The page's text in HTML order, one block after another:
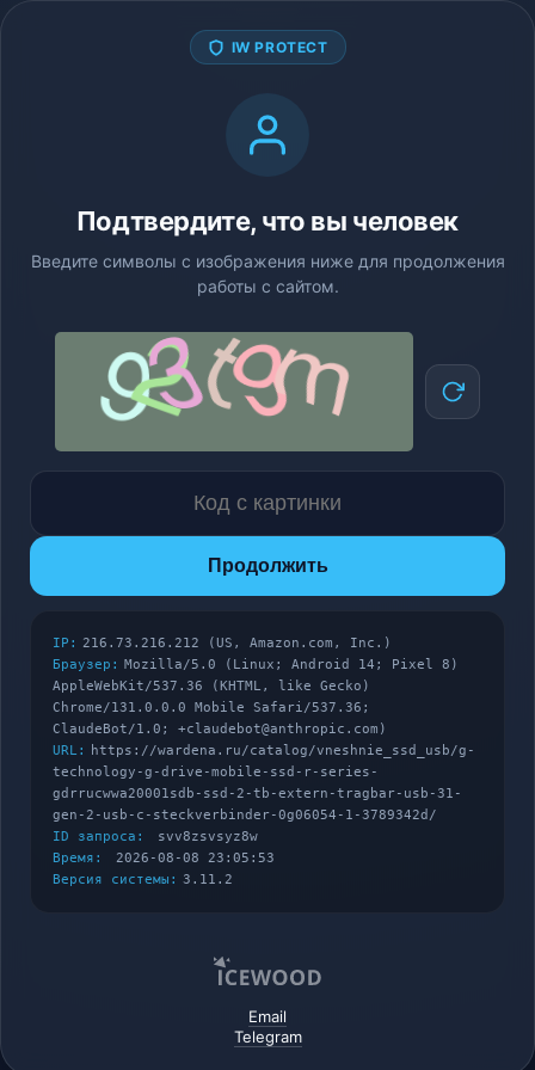
IW PROTECT
Подтвердите, что вы человек
Введите символы с изображения ниже для продолжения
работы с сайтом.
Продолжить
IP: 216.73.216.212 (US, Amazon.com, Inc.)
Браузер: Mozilla/5.0 (Linux; Android 14; Pixel 8)
AppleWebKit/537.36 (KHTML, like Gecko)
Chrome/131.0.0.0 Mobile Safari/537.36;
ClaudeBot/1.0; +claudebot@anthropic.com)
URL:
https://wardena.ru/catalog/vneshnie_ssd_usb/g-
technology-g-drive-mobile-ssd-r-series-
gdrrucwwa20001sdb-ssd-2-tb-extern-tragbar-usb-31-
gen-2-usb-c-steckverbinder-0g06054-1-3789342d/
ID запроса:
svv8zsvsyz8w
Время:
2026-08-08 23:05:53
Версия системы: 3.11.2
Email
Telegram